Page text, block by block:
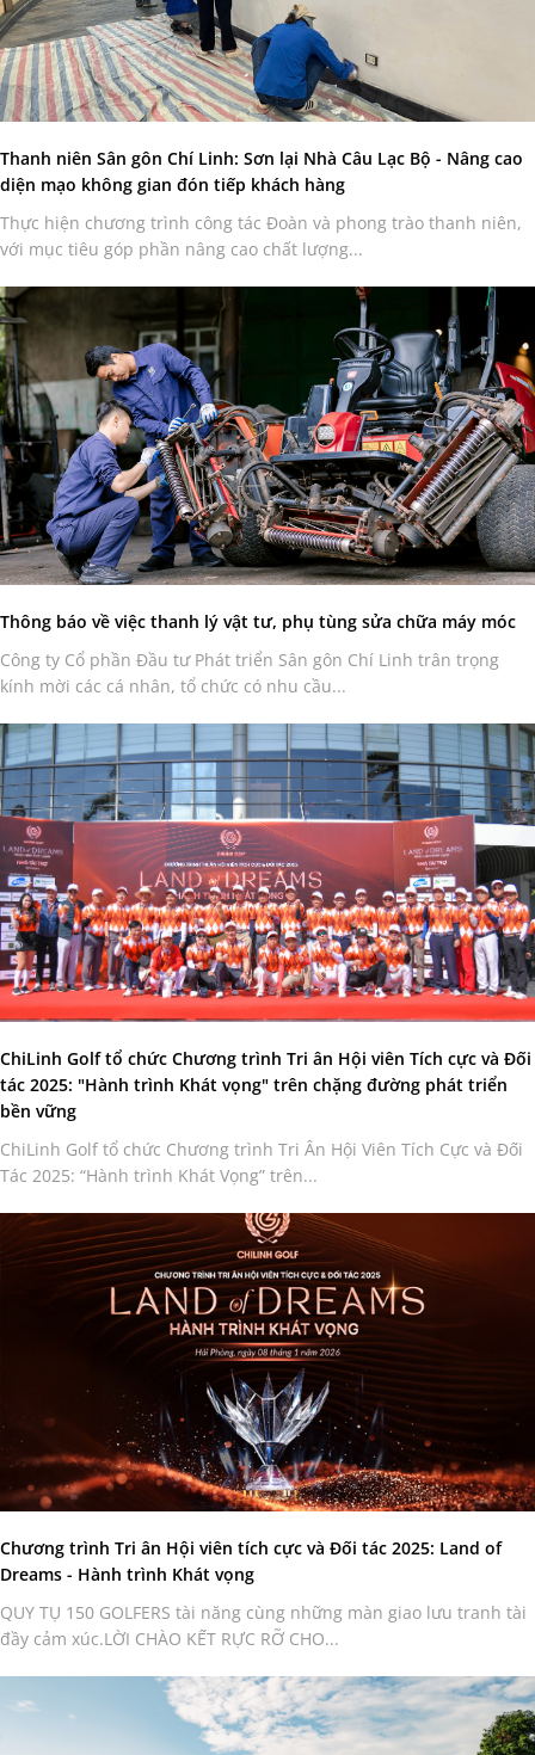
Thanh niên Sân gôn Chí Linh: Sơn lại Nhà Câu Lạc Bộ - Nâng cao
diện mạo không gian đón tiếp khách hàng
Thực hiện chương trình công tác Đoàn và phong trào thanh niên,
với mục tiêu góp phần nâng cao chất lượng...
Thông báo về việc thanh lý vật tư, phụ tùng sửa chữa máy móc
Công ty Cổ phần Đầu tư Phát triển Sân gôn Chí Linh trân trọng
kính mời các cá nhân, tổ chức có nhu cầu...
ChiLinh Golf tổ chức Chương trình Tri ân Hội viên Tích cực và Đối
tác 2025: "Hành trình Khát vọng" trên chặng đường phát triển
bền vững
ChiLinh Golf tổ chức Chương trình Tri Ân Hội Viên Tích Cực và Đối
Tác 2025: “Hành trình Khát Vọng” trên...
Chương trình Tri ân Hội viên tích cực và Đối tác 2025: Land of
Dreams - Hành trình Khát vọng
QUY TỤ 150 GOLFERS tài năng cùng những màn giao lưu tranh tài
đầy cảm xúc.LỜI CHÀO KẾT RỰC RỠ CHO...